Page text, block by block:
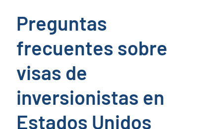
Preguntas
frecuentes sobre
visas de
inversionistas en
Estados Unidos